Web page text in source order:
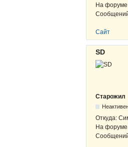
На форуме
Сайт
SD
Старожил
Откуда:
На форуме